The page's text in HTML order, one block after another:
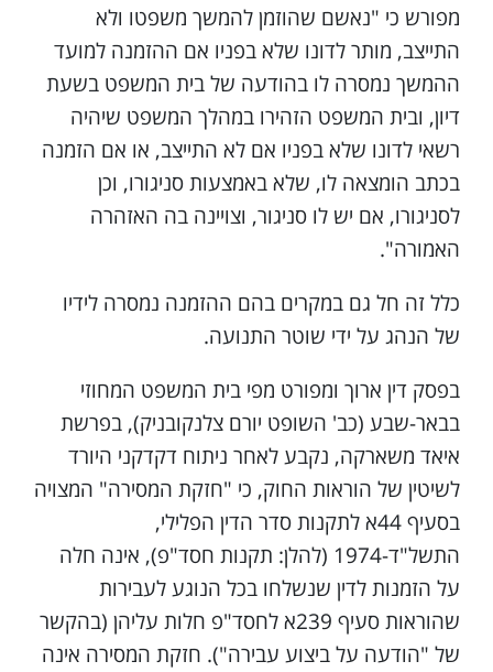
מפורש כי "נאשם שהוזמן להמשך משפטו ולא
התייצב, מותר לדונו שלא בפניו אם ההזמנה למועד
ההמשך נמסרה לו בהודעה של בית המשפט בשעת
דיון, ובית המשפט הזהירו במהלך המשפט שיהיה
רשאי לדונו שלא בפניו אם לא התייצב, או אם הזמנה
בכתב הומצאה לו, שלא באמצעות סניגורו, וכן
לסניגורו, אם יש לו סניגור, וצויינה בה האזהרה
האמורה".
כלל זה חל גם במקרים בהם ההזמנה נמסרה לידיו
של הנהג על ידי שוטר התנועה.
בפסק דין ארוך ומפורט מפי בית המשפט המחוזי
בבאר-שבע (כב' השופט יורם צלנקובניק), בפרשת
איאד משארקה, נקבע לאחר ניתוח דקדקני היורד
לשיטין של הוראות החוק, כי "חזקת המסירה" המצויה
בסעיף 44א לתקנות סדר הדין הפלילי,
התשל"ד-1974 (להלן: תקנות חסד"פ), אינה חלה
על הזמנות לדין שנשלחו בכל הנוגע לעבירות
שהוראות סעיף 239א לחסד"פ חלות עליהן (בהקשר
של "הודעה על ביצוע עבירה"). חזקת המסירה אינה